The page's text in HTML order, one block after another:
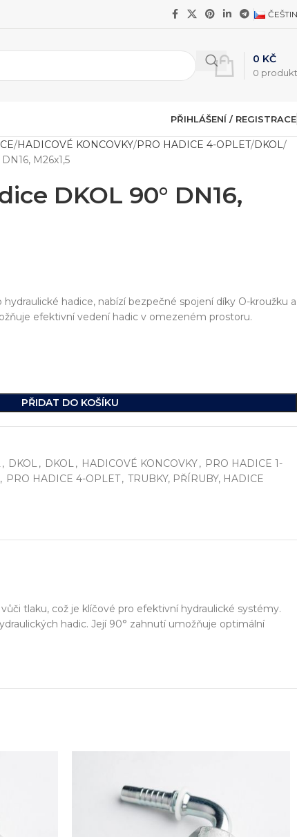
0
0 KČ
na světě.
PŘIHLÁŠENÍ / REGISTRACE
HADICOVÉ KONCOVKY PRO HADICE 4-OPLET DKOL
M26x1,5
DKOL 90° DN16,
hadice, nabízí bezpečné spojení díky O-kroužku a
efektivní vedení hadic v omezeném prostoru.
PŘIDAT DO KOŠÍKU
, DKOL, DKOL, HADICOVÉ KONCOVKY, PRO HADICE 1-
, PRO HADICE 4-OPLET, TRUBKY, PŘÍRUBY, HADICE
tlaku, což je klíčové pro efektivní hydraulické systémy.
hadic. Její 90° zahnutí umožňuje optimální